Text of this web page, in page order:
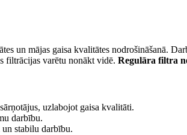
un mājas gaisa kvalitātes nodrošināšanā.
filtrācijas varētu nonākt vidē. Regulāra filtra
uzlabojot gaisa kvalitāti.
darbību.
stabilu darbību.